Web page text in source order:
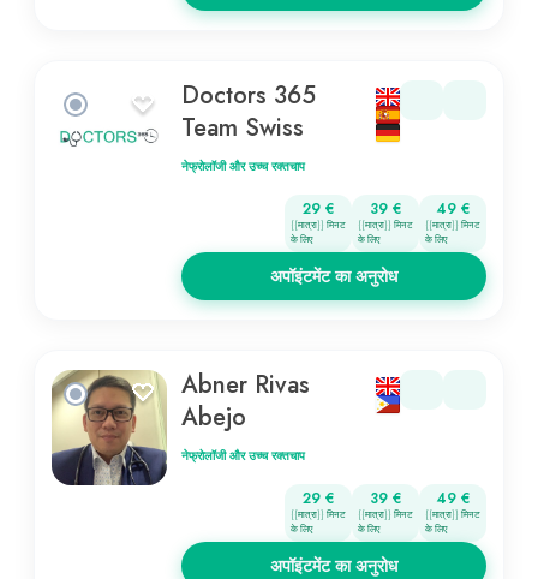
Doctors 365
Team Swiss
नेफ्रोलॉजी और उच्च रक्तचाप
29 €
{{मात्रा}} मिनट
के लिए
39 €
{{मात्रा}} मिनट
के लिए
49 €
{{मात्रा}} मिनट
के लिए
अपॉइंटमेंट का अनुरोध
Abner Rivas
Abejo
नेफ्रोलॉजी और उच्च रक्तचाप
29 €
{{मात्रा}} मिनट
के लिए
39 €
{{मात्रा}} मिनट
के लिए
49 €
{{मात्रा}} मिनट
के लिए
अपॉइंटमेंट का अनुरोध